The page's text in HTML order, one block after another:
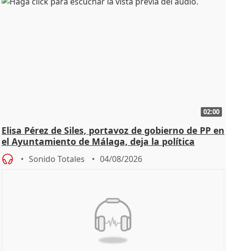
02:00
Elisa Pérez de Siles, portavoz de gobierno de PP en
el Ayuntamiento de Málaga, deja la política
Sonido Totales 04/08/2026